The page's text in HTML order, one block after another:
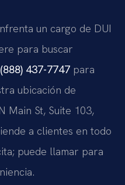
un cargo de DUI
para buscar
(888) 437-7747 para
ubicación de
Main St, Suite 103,
a clientes en todo
puede llamar para